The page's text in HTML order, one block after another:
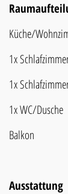
Küche/
1x
1x
1x WC/Dusche
Balkon
Ausstattung